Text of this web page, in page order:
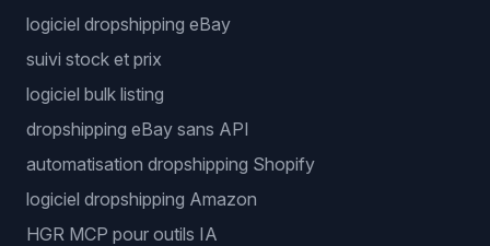
logiciel dropshipping eBay
suivi stock et prix
logiciel bulk listing
dropshipping eBay sans API
automatisation dropshipping Shopify
logiciel dropshipping Amazon
HGR MCP pour outils IA